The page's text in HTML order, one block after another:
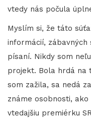
vtedy nás počula
Myslím si, že táto
informácií,
písaní. Nikdy som
projekt. Bola hrdá na
som zažila, sa nedá
známe osobnosti,
vtedajšiu premiérku